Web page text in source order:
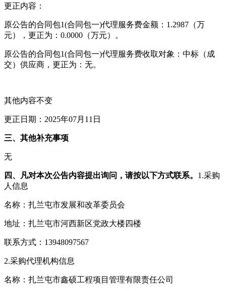
更正内容：
原公告的合同包1(合同包一)代理服务费金额：1.2987（万
元），更正为：0.0000（万元）。
原公告的合同包1(合同包一)代理服务费收取对象：中标（成
交）供应商，更正为：无。
其他内容不变
更正日期：2025年07月11日
三、其他补充事项
无
四、凡对本次公告内容提出询问，请按以下方式联系。 1.采购
人信息
名称：扎兰屯市发展和改革委员会
地址：扎兰屯市河西新区党政大楼四楼
联系方式：13948097567
2.采购代理机构信息
名称：扎兰屯市鑫硕工程项目管理有限责任公司